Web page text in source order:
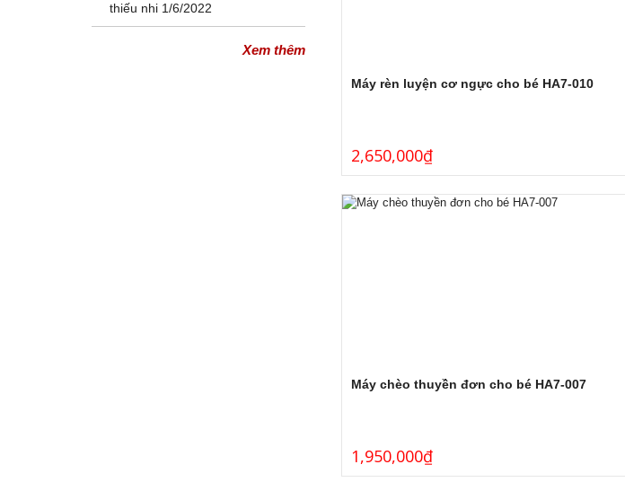
Máy rèn luyện cơ ngực cho bé HA7-010
2,650,000₫
Máy chèo thuyền đơn cho bé HA7-007
1,950,000₫
thiếu nhi 1/6/2022
Xem thêm